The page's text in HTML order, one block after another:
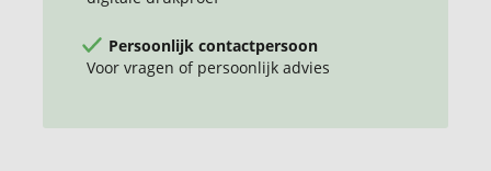
Persoonlijk contactpersoon
Voor vragen of persoonlijk advies